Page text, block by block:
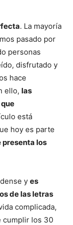
. La mayoría
pasado por
personas
disfrutado y
hace
ello, las
está
hoy es parte
presenta los
y es
de las letras
complicada,
cumplir los 30